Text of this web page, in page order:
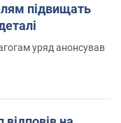
підвищать
уряд анонсував